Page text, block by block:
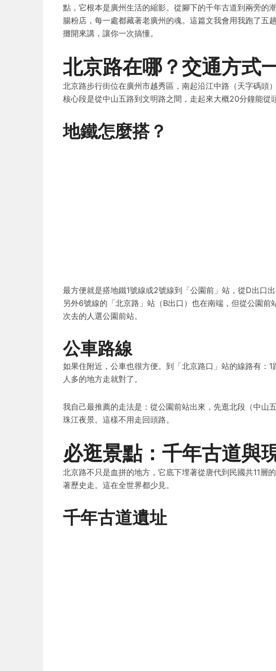
點，它根本是廣州生活的縮影。從腳下的千年古道到兩旁的
腸粉店，每一處都藏著老廣州的魂。這篇文我會用我跑了五
攤開來講，讓你一次搞懂。
北京路在哪？交通方式
北京路步行街位在廣州市越秀區，南起沿江中路（天字碼頭
核心段是從中山五路到文明路之間，走起來大概20分鐘能從
地鐵怎麼搭？
最方便就是搭地鐵1號線或2號線到「公園前」站，從D出口
另外6號線的「北京路」站（B出口）也在南端，但從公園
次去的人選公園前站。
公車路線
如果住附近，公車也很方便。到「北京路口」站的線路有：
人多的地方走就對了。
我自己最推薦的走法是：從公園前站出來，先逛北段（中山
珠江夜景。這樣不用走回頭路。
必逛景點：千年古道與
北京路不只是血拼的地方，它底下埋著從唐代到民國共11層
著歷史走。這在全世界都少見。
千年古道遺址